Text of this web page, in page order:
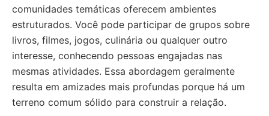
comunidades temáticas oferecem ambientes
estruturados. Você pode participar de grupos sobre
livros, filmes, jogos, culinária ou qualquer outro
interesse, conhecendo pessoas engajadas nas
mesmas atividades. Essa abordagem geralmente
resulta em amizades mais profundas porque há um
terreno comum sólido para construir a relação.